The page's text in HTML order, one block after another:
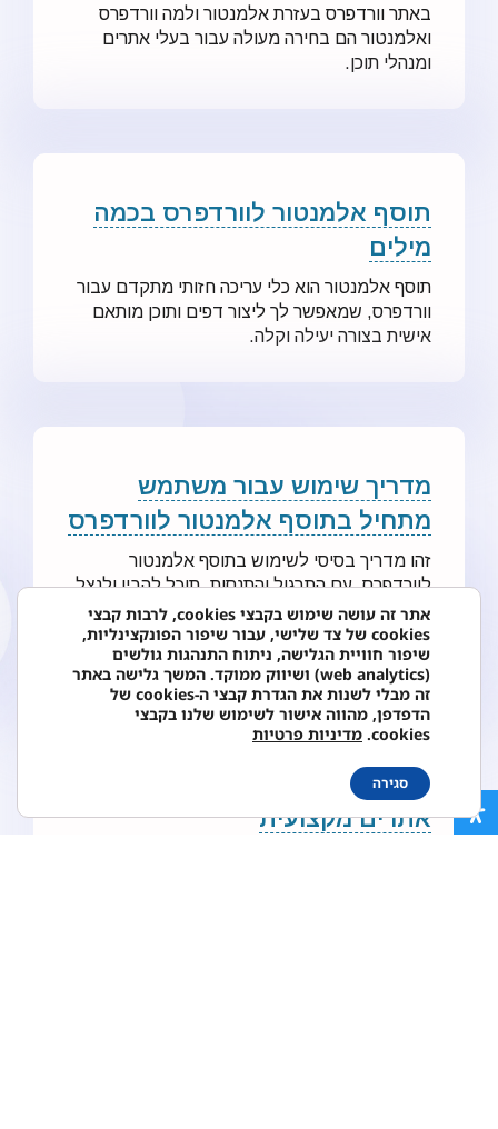
באתר וורדפרס בעזרת אלמנטור ולמה וורדפרס
ואלמנטור הם בחירה מעולה עבור בעלי אתרים
ומנהלי תוכן.
תוסף אלמנטור לוורדפרס בכמה
מילים
תוסף אלמנטור הוא כלי עריכה חזותי מתקדם עבור
וורדפרס, שמאפשר לך ליצור דפים ותוכן מותאם
אישית בצורה יעילה וקלה.
מדריך שימוש עבור משתמש
מתחיל בתוסף אלמנטור לוורדפרס
זהו מדריך בסיסי לשימוש בתוסף אלמנטור
לוורדפרס. עם התרגול והתנסות, תוכל להבין ולנצל
את היכולות של התוסף בצורה מיטבית. בהצלחה
בבניית הדפים שלך!
החשיבות בבחירת חברת בניית
אתרים מקצועית
אתר זה עושה שימוש בקבצי cookies, לרבות קבצי
cookies של צד שלישי, עבור שיפור הפונקצינליות,
שיפור חוויית הגלישה, ניתוח התנהגות גולשים
(web analytics) ושיווק ממוקד. המשך גלישה באתר
זה מבלי לשנות את הגדרת קבצי ה-cookies של
הדפדפן, מהווה אישור לשימוש שלנו בקבצי
cookies. מדיניות פרטיות
סגירה